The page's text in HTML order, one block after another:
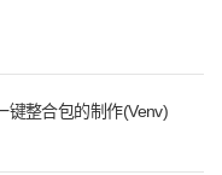
键整合包的制作(Venv)